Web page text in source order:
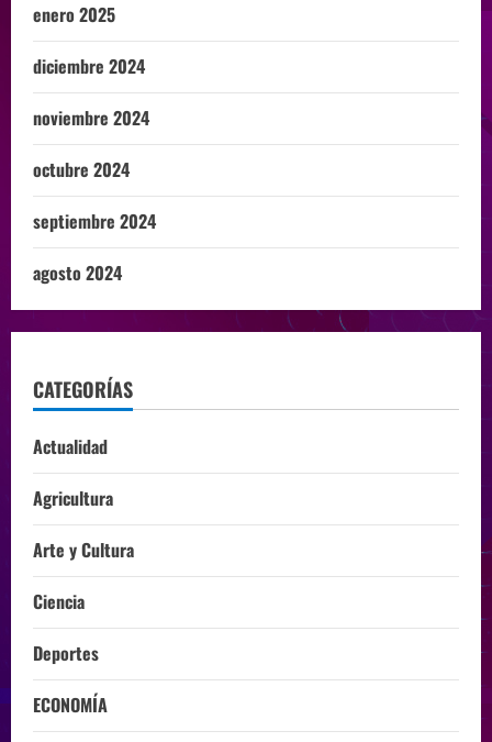
enero 2025
diciembre 2024
noviembre 2024
octubre 2024
septiembre 2024
agosto 2024
CATEGORÍAS
Actualidad
Agricultura
Arte y Cultura
Ciencia
Deportes
ECONOMÍA